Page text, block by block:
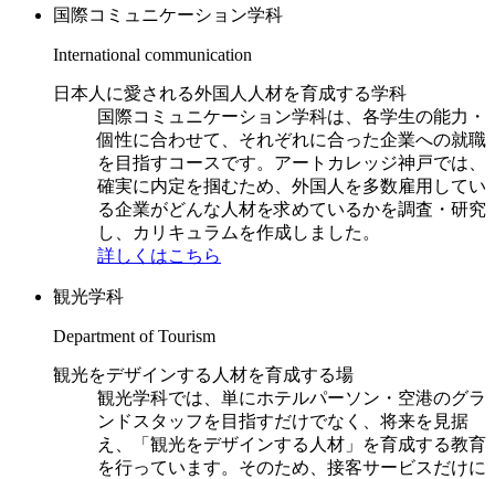
国際コミュニケーション学科
International communication
日本人に愛される外国人人材を育成する学科
国際コミュニケーション学科は、各学生の能力・
個性に合わせて、それぞれに合った企業への就職
を目指すコースです。アートカレッジ神戸では、
確実に内定を掴むため、外国人を多数雇用してい
る企業がどんな人材を求めているかを調査・研究
し、カリキュラムを作成しました。
詳しくはこちら
観光学科
Department of Tourism
観光をデザインする人材を育成する場
観光学科では、単にホテルパーソン・空港のグラ
ンドスタッフを目指すだけでなく、将来を見据
え、「観光をデザインする人材」を育成する教育
を行っています。そのため、接客サービスだけに